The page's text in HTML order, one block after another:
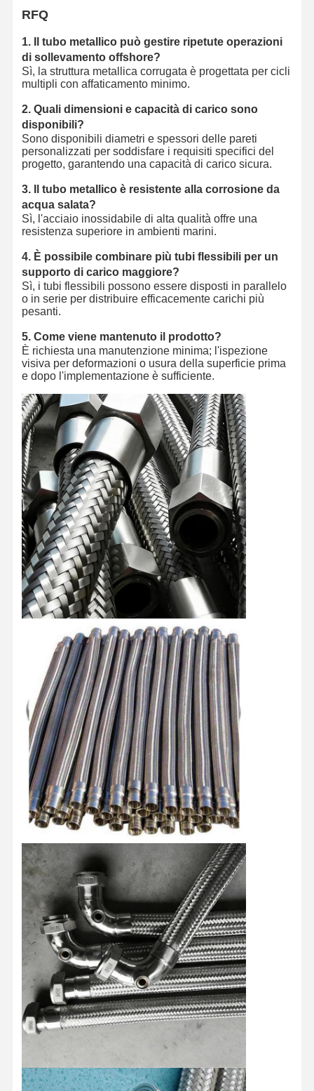
RFQ
1. Il tubo metallico può gestire ripetute operazioni
di sollevamento offshore?
Sì, la struttura metallica corrugata è progettata per cicli
multipli con affaticamento minimo.
2. Quali dimensioni e capacità di carico sono
disponibili?
Sono disponibili diametri e spessori delle pareti
personalizzati per soddisfare i requisiti specifici del
progetto, garantendo una capacità di carico sicura.
3. Il tubo metallico è resistente alla corrosione da
acqua salata?
Sì, l'acciaio inossidabile di alta qualità offre una
resistenza superiore in ambienti marini.
4. È possibile combinare più tubi flessibili per un
supporto di carico maggiore?
Sì, i tubi flessibili possono essere disposti in parallelo
o in serie per distribuire efficacemente carichi più
pesanti.
5. Come viene mantenuto il prodotto?
È richiesta una manutenzione minima; l'ispezione
visiva per deformazioni o usura della superficie prima
e dopo l'implementazione è sufficiente.